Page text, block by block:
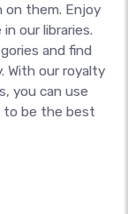
on them. Enjoy
our libraries.
and find
With our royalty
you can use
to be the best